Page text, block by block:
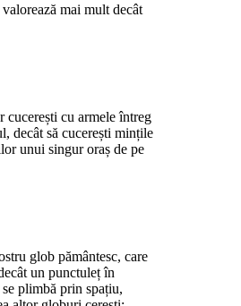
mai mult decât
cucerești cu armele întreg
decât să cucerești mințile
unui singur oraș de pe
glob pământesc, care
un punctuleț în
plimbă prin spațiu,